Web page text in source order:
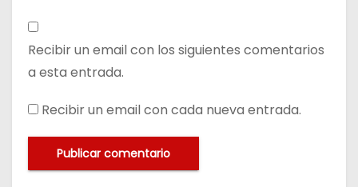
Recibir un email con los siguientes comentarios
a esta entrada.
Recibir un email con cada nueva entrada.